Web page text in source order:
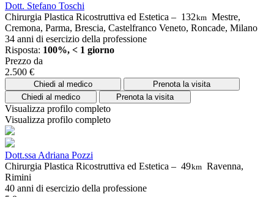
Dott. Stefano Toschi
Chirurgia Plastica Ricostruttiva ed Estetica – 132km Mestre,
Cremona, Parma, Brescia, Castelfranco Veneto, Roncade, Milano
34 anni di esercizio della professione
Risposta: 100%, < 1 giorno
Prezzo da
2.500 €
Chiedi al medico
Prenota la visita
Chiedi al medico
Prenota la visita
Visualizza profilo completo
Visualizza profilo completo
Dott.ssa Adriana Pozzi
Chirurgia Plastica Ricostruttiva ed Estetica – 49km Ravenna,
Rimini
40 anni di esercizio della professione